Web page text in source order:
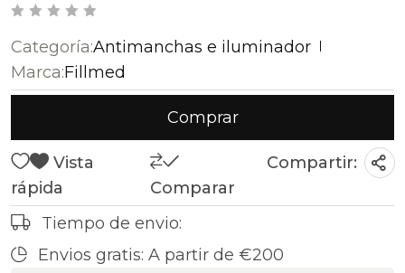
a
l
o
r
a
o
n
0
d
e
5
Categoría:Antimanchas e iluminador
Marca:Fillmed
Comprar
Vista
rápida
Comparar
Compartir:
Tiempo de envio:
Envios gratis: A partir de €200